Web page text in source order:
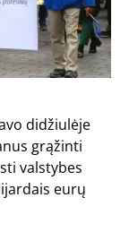
didžiulėje
grąžinti
valstybes
eurų